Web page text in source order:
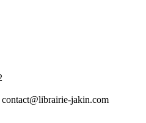
contact@librairie-jakin.com